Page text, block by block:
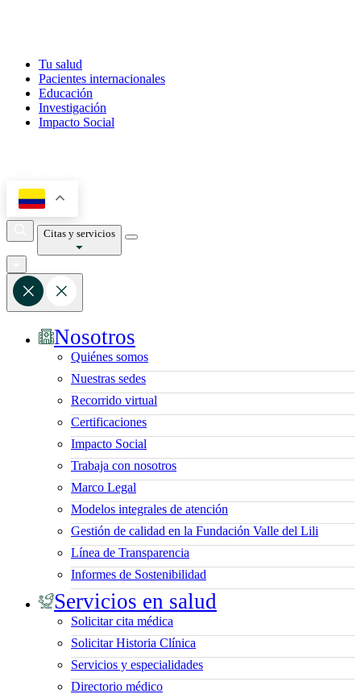
Tu salud
Pacientes internacionales
Educación
Investigación
Impacto Social
Citas y servicios
Nosotros
Quiénes somos
Nuestras sedes
Recorrido virtual
Certificaciones
Impacto Social
Trabaja con nosotros
Marco Legal
Modelos integrales de atención
Gestión de calidad en la Fundación Valle del Lili
Línea de Transparencia
Informes de Sostenibilidad
Servicios en salud
Solicitar cita médica
Solicitar Historia Clínica
Servicios y especialidades
Directorio médico